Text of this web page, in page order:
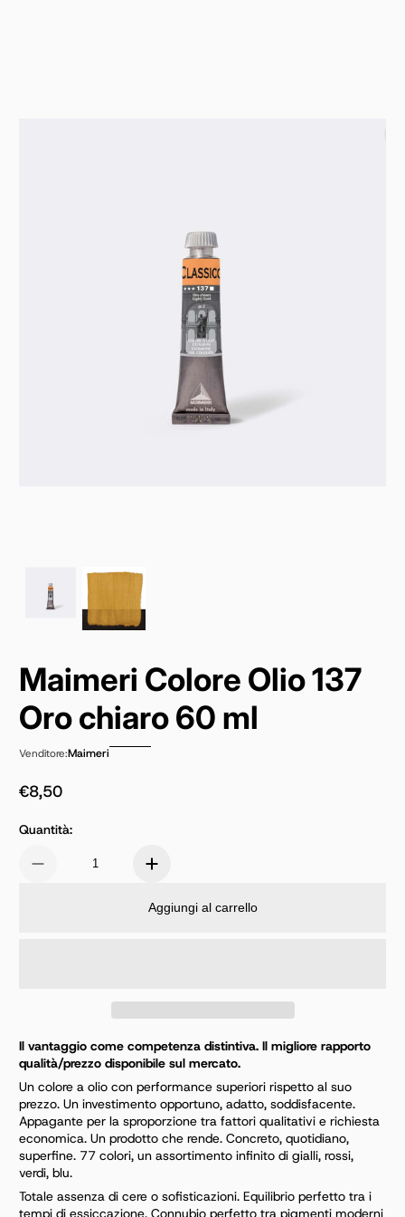
Maimeri Colore Olio 137
Oro chiaro 60 ml
Venditore:Maimeri
Prezzo normale
€8,50
Quantità:
Aggiungi al carrello
Il vantaggio come competenza distintiva. Il migliore rapporto
qualità/prezzo disponibile sul mercato.
Un colore a olio con performance superiori rispetto al suo
prezzo. Un investimento opportuno, adatto, soddisfacente.
Appagante per la sproporzione tra fattori qualitativi e richiesta
economica. Un prodotto che rende. Concreto, quotidiano,
superfine. 77 colori, un assortimento infinito di gialli, rossi,
verdi, blu.
Totale assenza di cere o sofisticazioni. Equilibrio perfetto tra i
tempi di essiccazione. Connubio perfetto tra pigmenti moderni